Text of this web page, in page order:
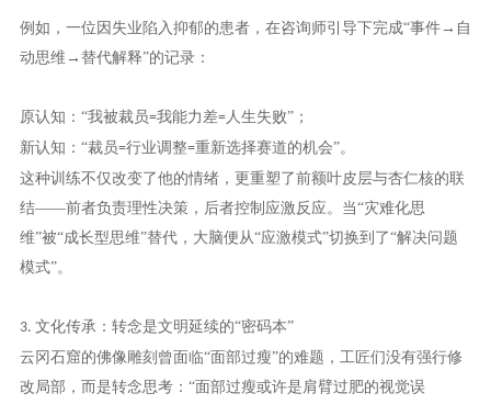
例如，一位因失业陷入抑郁的患者，在咨询师引导下完成“事件→自
动思维→替代解释”的记录：
原认知： “我被裁员=我能力差=人生失败”；
新认知： “裁员=行业调整=重新选择赛道的机会”。
这种训练不仅改变了他的情绪，更重塑了前额叶皮层与杏仁核的联
结——前者负责理性决策，后者控制应激反应。当“灾难化思
维”被“成长型思维”替代，大脑便从“应激模式”切换到了“解决问题
模式”。
3. 文化传承：转念是文明延续的“密码本”
云冈石窟的佛像雕刻曾面临“面部过瘦”的难题，工匠们没有强行修
改局部，而是转念思考：“面部过瘦或许是肩臂过肥的视觉误